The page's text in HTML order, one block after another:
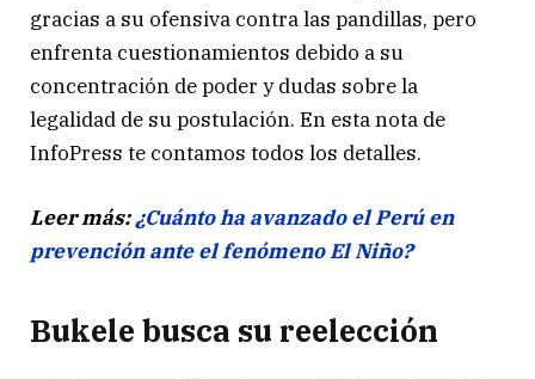
gracias a su ofensiva contra las pandillas, pero
enfrenta cuestionamientos debido a su
concentración de poder y dudas sobre la
legalidad de su postulación. En esta nota de
InfoPress te contamos todos los detalles.
Leer más:¿Cuánto ha avanzado el Perú en
prevención ante el fenómeno El Niño?
Bukele busca su reelección